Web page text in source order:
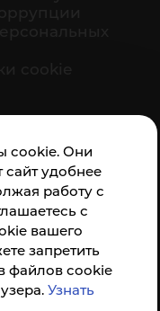
cookie. Они
сайт удобнее
работу с
с
вашего
запретить
файлов cookie
Узнать
так же по прямой